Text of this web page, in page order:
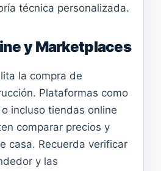
técnica personalizada.
y Marketplaces
la compra de
Plataformas como
incluso tiendas online
comparar precios y
casa. Recuerda verificar
y las